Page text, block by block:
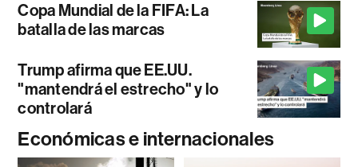
Copa Mundial de la FIFA: La
batalla de las marcas
Trump afirma que EE.UU.
"mantendrá el estrecho" y lo
controlará
Económicas e internacionales